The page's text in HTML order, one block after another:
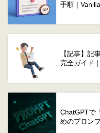
手順｜
【記事】記
完全ガイド
ChatGPTで
めのプロン